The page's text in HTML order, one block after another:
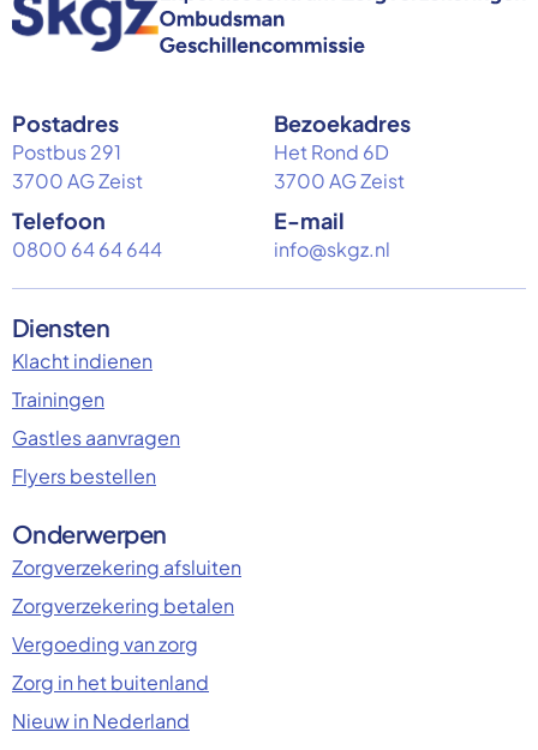
Postadres
Postbus 291
3700 AG Zeist
Bezoekadres
Het Rond 6D
3700 AG Zeist
Telefoon
0800 64 64 644
E-mail
info@skgz.nl
Diensten
Klacht indienen
Trainingen
Gastles aanvragen
Flyers bestellen
Onderwerpen
Zorgverzekering afsluiten
Zorgverzekering betalen
Vergoeding van zorg
Zorg in het buitenland
Nieuw in Nederland